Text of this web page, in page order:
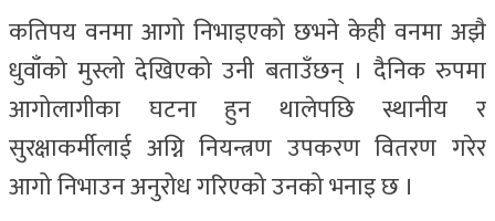
कतिपय वनमा आगो निभाइएको छभने केही वनमा अझै
धुवाँको मुस्लो देखिएको उनी बताउँछन् । दैनिक रुपमा
आगोलागीका घटना हुन थालेपछि स्थानीय र
सुरक्षाकर्मीलाई अग्नि नियन्त्रण उपकरण वितरण गरेर
आगो निभाउन अनुरोध गरिएको उनको भनाइ छ ।